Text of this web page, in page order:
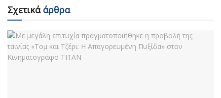
Σχετικάάρθρα